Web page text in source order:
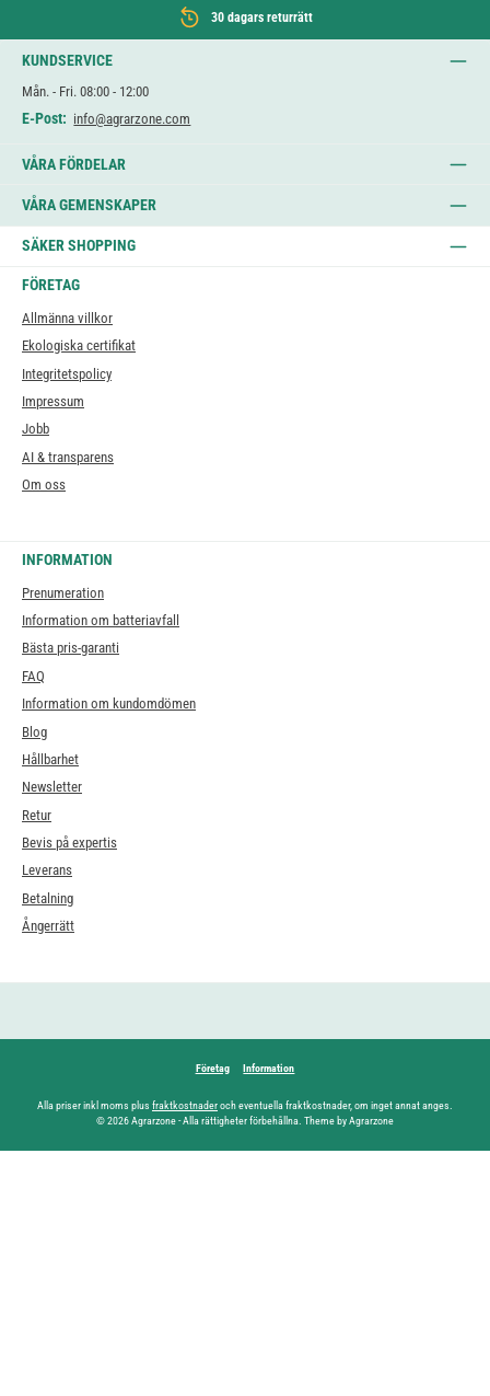
30 dagars returrätt
KUNDSERVICE
Mån. - Fri. 08:00 - 12:00
E-Post: info@agrarzone.com
VÅRA FÖRDELAR
VÅRA GEMENSKAPER
SÄKER SHOPPING
FÖRETAG
Allmänna villkor
Ekologiska certifikat
Integritetspolicy
Impressum
Jobb
AI & transparens
Om oss
INFORMATION
Prenumeration
Information om batteriavfall
Bästa pris-garanti
FAQ
Information om kundomdömen
Blog
Hållbarhet
Newsletter
Retur
Bevis på expertis
Leverans
Betalning
Ångerrätt
Företag Information
Alla priser inkl moms plus fraktkostnaderoch eventuella fraktkostnader, om inget annat anges.
© 2026 Agrarzone - Alla rättigheter förbehållna. Theme by Agrarzone